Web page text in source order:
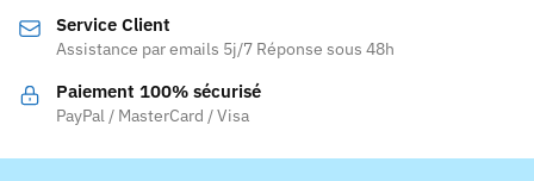
Service Client
Assistance par emails 5j/7 Réponse sous 48h
Paiement 100% sécurisé
PayPal / MasterCard / Visa